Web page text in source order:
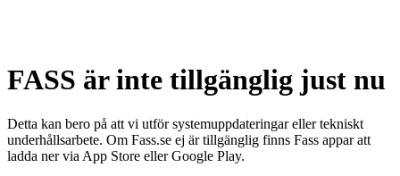
FASS är inte tillgänglig just nu
Detta kan bero på att vi utför systemuppdateringar eller tekniskt
underhållsarbete. Om Fass.se ej är tillgänglig finns Fass appar att
ladda ner via App Store eller Google Play.